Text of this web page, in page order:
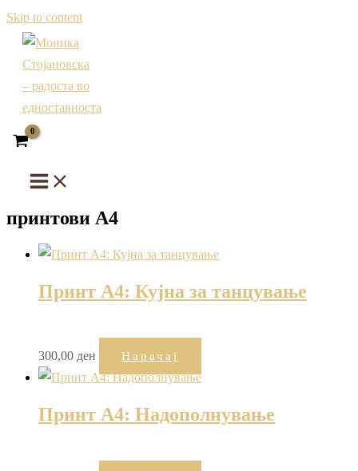
Skip to content
принтови А4
Принт А4: Кујна за танцување
300,00 ден Нарачај
Принт А4: Надополнување